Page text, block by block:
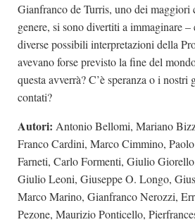
Gianfranco de Turris, uno dei maggiori
genere, si sono divertiti a immaginare –
diverse possibili interpretazioni della
avevano forse previsto la fine del
questa avverrà? C’è speranza o i nostri
contati?
Autori: Antonio Bellomi, Mariano
Franco Cardini, Marco Cimmino,
Farneti, Carlo Formenti, Giulio
Giulio Leoni, Giuseppe O. Longo,
Marco Marino, Gianfranco Nerozzi,
Pezone, Maurizio Ponticello,